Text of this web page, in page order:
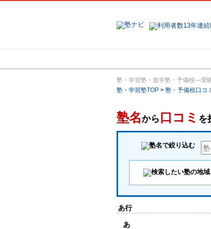
塾・学習塾・進学塾・予備校―受
塾・学習塾TOP > 塾・予備校口コ
塾名から 口コミ を
あ行
あ